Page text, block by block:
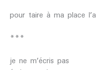
pour taire à ma place
***
je ne m’écris pas